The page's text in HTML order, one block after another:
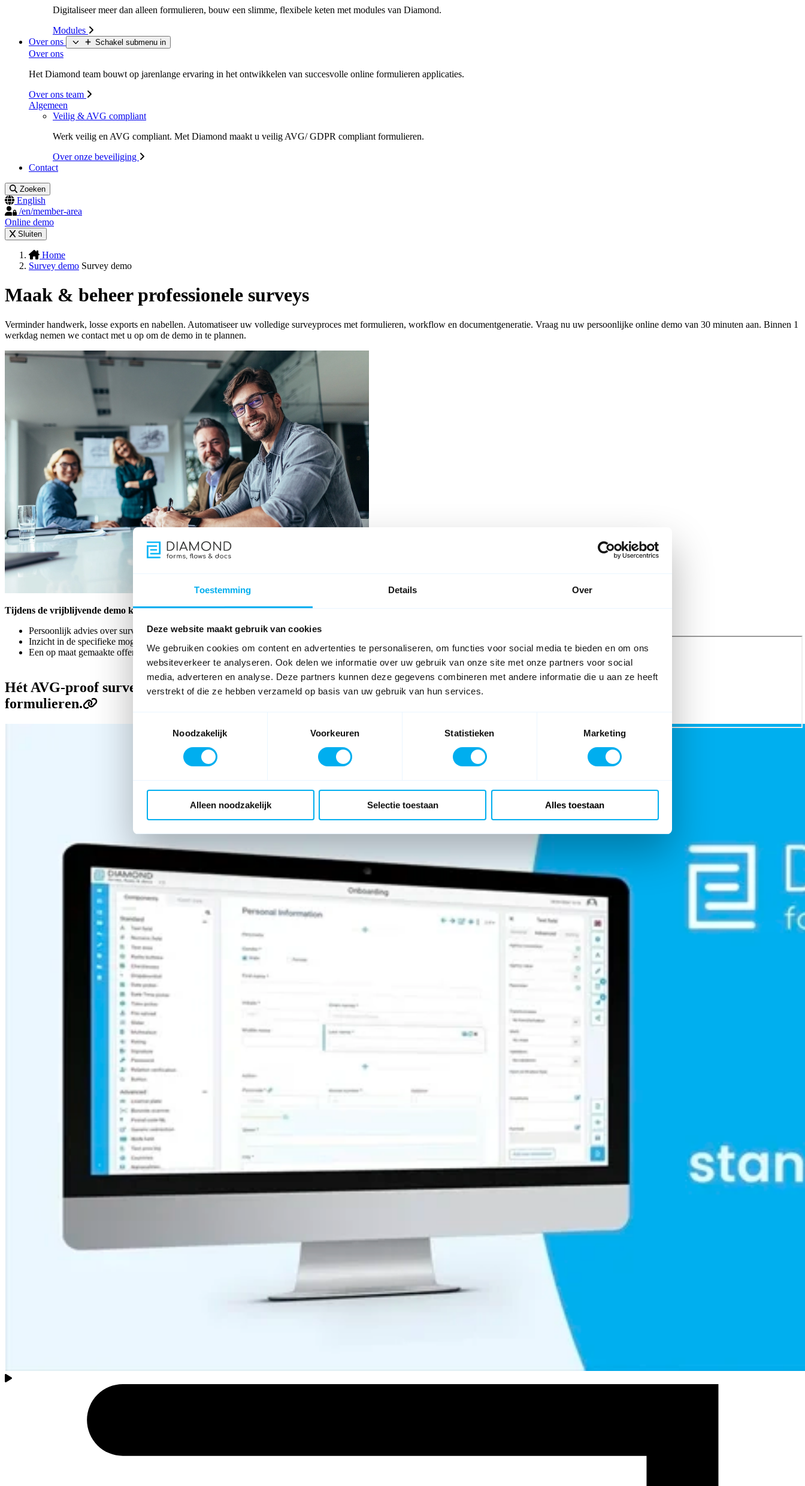
Toestemming Details Over
Deze website maakt gebruik van cookies
We gebruiken cookies om content en advertenties te personaliseren, om functies voor social media te bieden en om ons
websiteverkeer te analyseren. Ook delen we informatie over uw gebruik van onze site met onze partners voor social
media, adverteren en analyse. Deze partners kunnen deze gegevens combineren met andere informatie die u aan ze heeft
verstrekt of die ze hebben verzameld op basis van uw gebruik van hun services.
Noodzakelijk
Voorkeuren Statistieken Marketing
Alleen noodzakelijk Selectie toestaan Alles toestaan
Digitaliseer meer dan alleen formulieren, bouw een slimme, flexibele keten met modules van Diamond.
Modules
Over ons
Schakel submenu in
Over ons
Het Diamond team bouwt op jarenlange ervaring in het ontwikkelen van succesvolle online formulieren applicaties.
Over ons team
Algemeen
Veilig & AVG compliant
Werk veilig en AVG compliant. Met Diamond maakt u veilig AVG/ GDPR compliant formulieren.
Over onze beveiliging
Contact
Zoeken
English
/en/member-area
Online demo
Sluiten
Home
Survey demo Survey demo
Maak & beheer professionele surveys
Verminder handwerk, losse exports en nabellen. Automatiseer uw volledige surveyproces met formulieren, workflow en documentgeneratie. Vraag nu uw persoonlijke online demo van 30 minuten aan. Binnen 1
werkdag nemen we contact met u op om de demo in te plannen.
Tijdens de vrijblijvende demo krijgt u:
Persoonlijk advies over survey- en dataprocessen.
Inzicht in de specifieke mogelijkheden van Diamond.
Een op maat gemaakte offerte na afloop van de demo.
Hét AVG-proof surveyplatform voor zelfs de meest complexe
formulieren.